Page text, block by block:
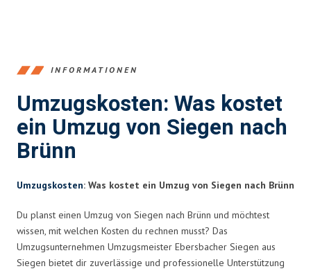
INFORMATIONEN
Umzugskosten: Was kostet
ein Umzug von Siegen nach
Brünn
Umzugskosten: Was kostet ein Umzug von Siegen nach Brünn
Du planst einen Umzug von Siegen nach Brünn und möchtest
wissen, mit welchen Kosten du rechnen musst? Das
Umzugsunternehmen Umzugsmeister Ebersbacher Siegen aus
Siegen bietet dir zuverlässige und professionelle Unterstützung